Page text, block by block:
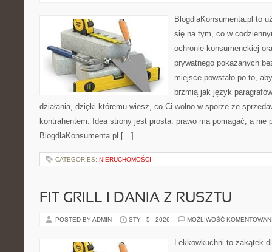
BlogdlaKonsumenta.pl to
się na tym, co w
ochronie konsumenckiej
prywatnego pokazanych
miejsce powstało po to,
brzmią jak język
działania, dzięki któremu wiesz, co Ci wolno w sporze ze
kontrahentem. Idea strony jest prosta: prawo ma pomagać, a nie
BlogdlaKonsumenta.pl […]
CATEGORIES: NIERUCHOMOŚCI
FIT GRILL I DANIA Z RUSZTU
POSTED BY ADMIN STY - 5 - 2026 MOŻLIWOŚĆ
Lekkowkuchni to zakątek